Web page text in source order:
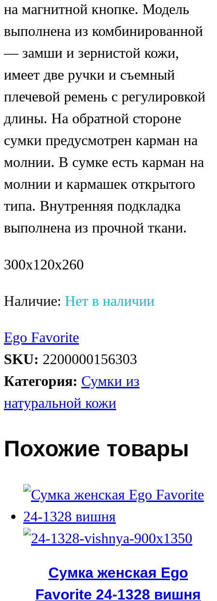
на магнитной кнопке. Модель
выполнена из комбинированной
— замши и зернистой кожи,
имеет две ручки и съемный
плечевой ремень с регулировкой
длины. На обратной стороне
сумки предусмотрен карман на
молнии. В сумке есть карман на
молнии и кармашек открытого
типа. Внутренняя подкладка
выполнена из прочной ткани.
300x120x260
Наличие: Нет в наличии
Ego Favorite
SKU: 2200000156303
Категория: Сумки из
натуральной кожи
Похожие товары
Сумка женская Ego
Favorite 24-1328 вишня